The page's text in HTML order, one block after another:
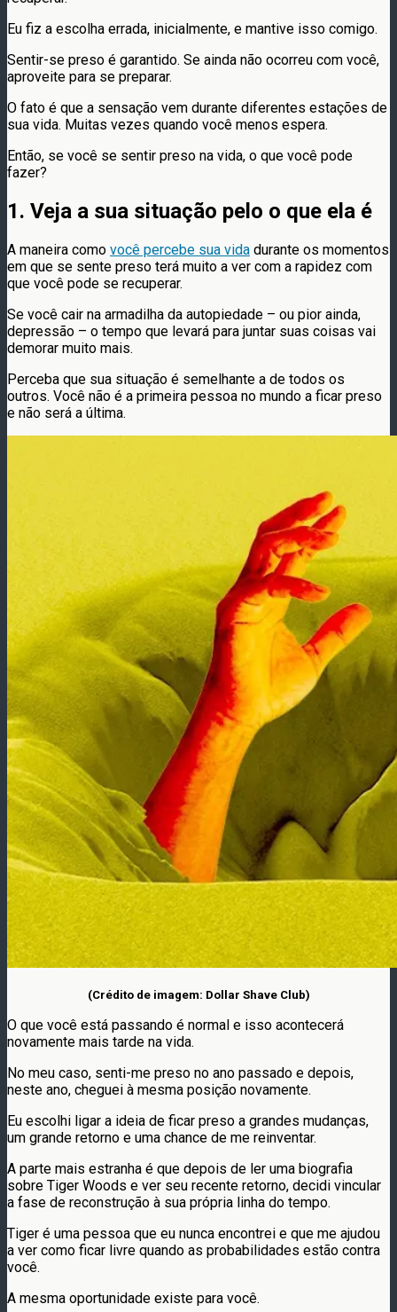
Eu fiz a escolha errada, inicialmente, e mantive isso comigo.
Sentir-se preso é garantido. Se ainda não ocorreu com você,
aproveite para se preparar.
O fato é que a sensação vem durante diferentes estações de
sua vida. Muitas vezes quando você menos espera.
Então, se você se sentir preso na vida, o que você pode
fazer?
1. Veja a sua situação pelo o que ela é
A maneira como você percebe sua vida durante os momentos
em que se sente preso terá muito a ver com a rapidez com
que você pode se recuperar.
Se você cair na armadilha da autopiedade – ou pior ainda,
depressão – o tempo que levará para juntar suas coisas vai
demorar muito mais.
Perceba que sua situação é semelhante a de todos os
outros. Você não é a primeira pessoa no mundo a ficar preso
e não será a última.
(Crédito de imagem: Dollar Shave Club)
O que você está passando é normal e isso acontecerá
novamente mais tarde na vida.
No meu caso, senti-me preso no ano passado e depois,
neste ano, cheguei à mesma posição novamente.
Eu escolhi ligar a ideia de ficar preso a grandes mudanças,
um grande retorno e uma chance de me reinventar.
A parte mais estranha é que depois de ler uma biografia
sobre Tiger Woods e ver seu recente retorno, decidi vincular
a fase de reconstrução à sua própria linha do tempo.
Tiger é uma pessoa que eu nunca encontrei e que me ajudou
a ver como ficar livre quando as probabilidades estão contra
você.
A mesma oportunidade existe para você.